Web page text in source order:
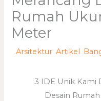
Rumah
Meter
/Arsitektur ,Artikel
3 IDE Unik Kami
Desain